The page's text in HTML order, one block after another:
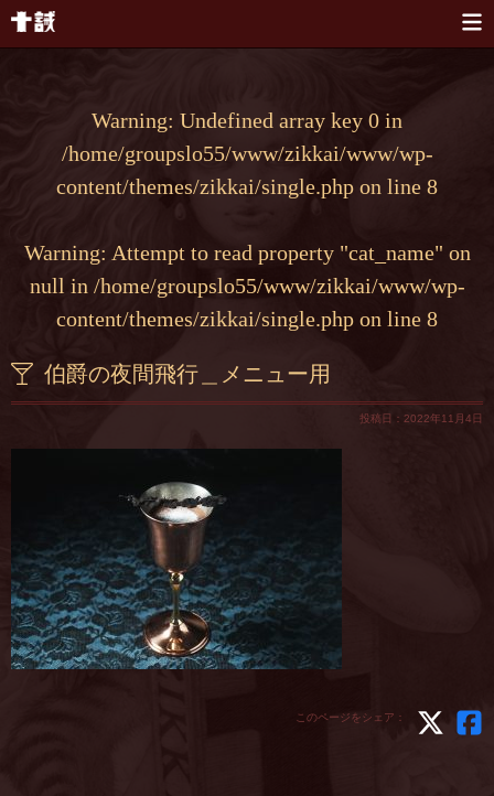
Warning: Undefined array key 0 in
/home/groupslo55/www/zikkai/www/wp-
content/themes/zikkai/single.php on line 8
Warning: Attempt to read property "cat_name" on
null in /home/groupslo55/www/zikkai/www/wp-
content/themes/zikkai/single.php on line 8
伯爵の夜間飛行＿メニュー用
投稿日：2022年11月4日
このページをシェア：